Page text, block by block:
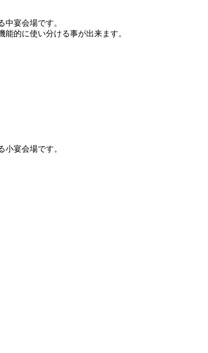
宴会場です。
的に使い分ける事が出来ます。
宴会場です。